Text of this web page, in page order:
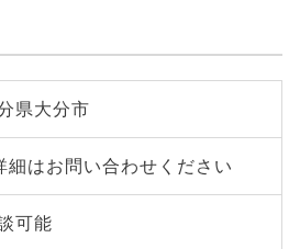
県大分市
細はお問い合わせください
可能